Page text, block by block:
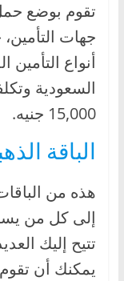
تقوم بوضع
جهات
أنواع التأمين
السعودية
15,000 جنيه.
الباقة
هذه من
إلى كل من
تتيح إليك
يمكنك أن